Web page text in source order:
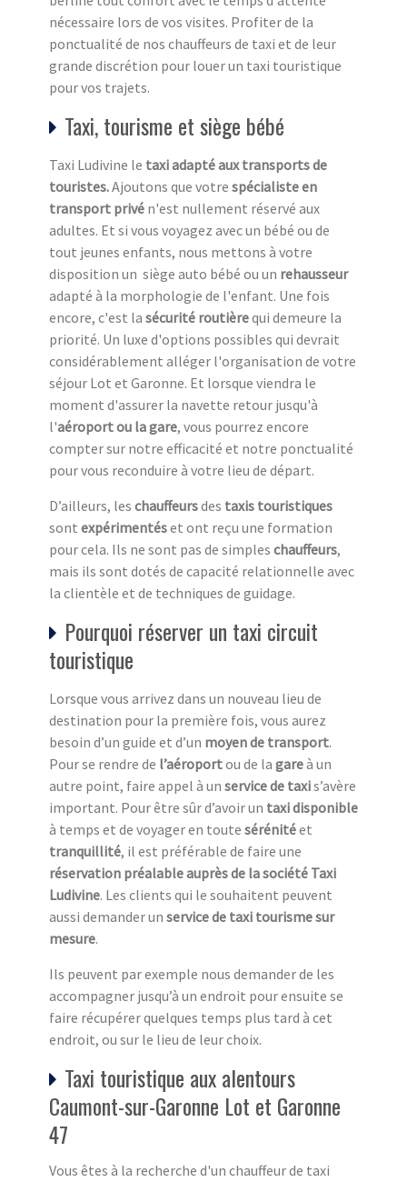
nécessaire lors de vos visites. Profiter de la
ponctualité de nos chauffeurs de taxi et de leur
grande discrétion pour louer un taxi touristique
pour vos trajets.
Taxi, tourisme et siège bébé
Taxi Ludivine le taxi adapté aux transports de
touristes.Ajoutons que votre spécialiste en
transport privé n'est nullement réservé aux
adultes. Et si vous voyagez avec un bébé ou de
tout jeunes enfants, nous mettons à votre
disposition un siège auto bébé ou un rehausseur
adapté à la morphologie de l'enfant. Une fois
encore, c'est la sécurité routièrequi demeure la
priorité. Un luxe d'options possibles qui devrait
considérablement alléger l'organisation de votre
séjour Lot et Garonne. Et lorsque viendra le
moment d'assurer la navette retour jusqu'à
l'aéroport ou la gare, vous pourrez encore
compter sur notre efficacité et notre ponctualité
pour vous reconduire à votre lieu de départ.
D’ailleurs, les chauffeursdes taxis touristiques
sont expérimentéset ont reçu une formation
pour cela. Ils ne sont pas de simples chauffeurs,
mais ils sont dotés de capacité relationnelle avec
la clientèle et de techniques de guidage.
Pourquoi réserver un taxi circuit
touristique
Lorsque vous arrivez dans un nouveau lieu de
destination pour la première fois, vous aurez
besoin d’un guide et d’un moyen de transport.
Pour se rendre de l’aéroportou de la gareà un
autre point, faire appel à un service de taxis’avère
important. Pour être sûr d’avoir un taxi disponible
à temps et de voyager en toute sérénitéet
tranquillité, il est préférable de faire une
réservation préalable auprès de la société Taxi
Ludivine. Les clients qui le souhaitent peuvent
aussi demander un service de taxi tourisme sur
mesure.
Ils peuvent par exemple nous demander de les
accompagner jusqu’à un endroit pour ensuite se
faire récupérer quelques temps plus tard à cet
endroit, ou sur le lieu de leur choix.
Taxi touristique aux alentours
Caumont-sur-Garonne Lot et Garonne
47
Vous êtes à la recherche d'un chauffeur de taxi